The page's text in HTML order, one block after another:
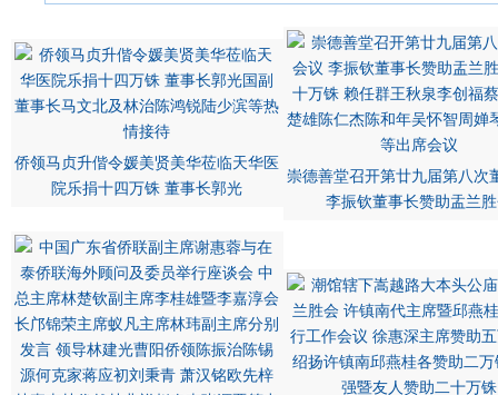
侨领马贞升偕令媛美贤美华莅临天华医
院乐捐十四万铢 董事长郭光
崇德善堂召开第廿九届第八次
李振钦董事长赞助盂兰